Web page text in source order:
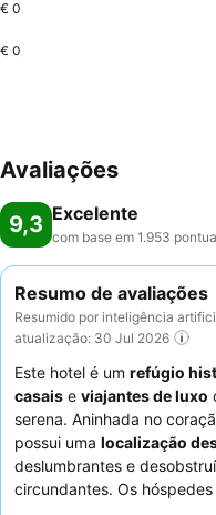
€ 0
€ 0
Avaliações
9,3 Excelente
com base em 1.953
Resumo de avaliações
Resumido por inteligência
atualização: 30 Jul 2026
Este hotel é um refúgio
casais e viajantes de luxo
serena. Aninhada no
possui uma localização
deslumbrantes e
circundantes. Os